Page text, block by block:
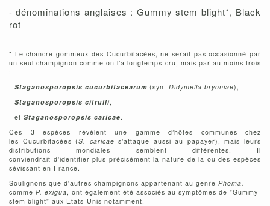
- dénominations anglaises : Gummy stem blight*, Black
rot
* Le chancre gommeux des Cucurbitacées, ne serait pas occasionné par
un seul champignon comme on l’a longtemps cru, mais par au moins trois
:
- Staganosporopsis cucurbitacearum (syn. Didymella bryoniae),
- Staganosporopsis citrulli
- et Staganosporopsis caricae
Ces 3 espèces révèlent une gamme d’hôtes communes chez
les Cucurbitacées (S. caricae s’attaque aussi au papayer), mais leurs
distributions mondiales semblent différentes. Il
conviendrait d'identifier plus précisément la nature de la ou des espèces
sévissant en France.
Soulignons que d'autres champignons appartenant au genre Phoma,
comme P. exigua , ont également été associés au symptômes de "Gummy
stem blight" aux Etats-Unis notamment.